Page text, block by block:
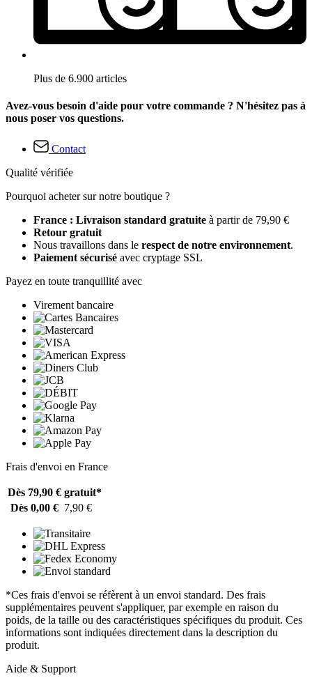
Plus de 6.900 articles
Avez-vous besoin d'aide pour votre commande ? N'hésitez pas à
nous poser vos questions.
Contact
Qualité vérifiée
Pourquoi acheter sur notre boutique ?
France : Livraison standard gratuite à partir de 79,90 €
Retour gratuit
Nous travaillons dans le respect de notre environnement.
Paiement sécurisé avec cryptage SSL
Payez en toute tranquillité avec
Virement bancaire
Frais d'envoi en France
Dès 79,90 € gratuit*
Dès 0,00 € 7,90 €
*Ces frais d'envoi se réfèrent à un envoi standard. Des frais
supplémentaires peuvent s'appliquer, par exemple en raison du
poids, de la taille ou des caractéristiques spécifiques du produit. Ces
informations sont indiquées directement dans la description du
produit.
Aide & Support